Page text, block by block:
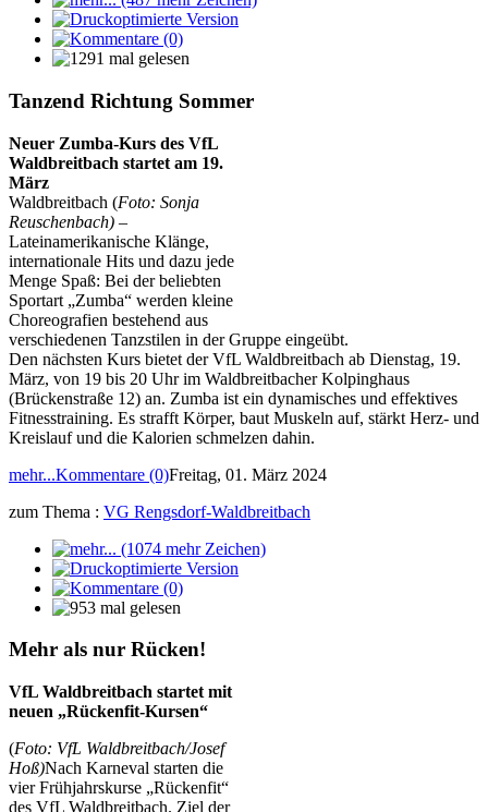
Tanzend Richtung Sommer
Neuer Zumba-Kurs des VfL
Waldbreitbach startet am 19.
März
Waldbreitbach (Foto: Sonja
Reuschenbach) –
Lateinamerikanische Klänge,
internationale Hits und dazu jede
Menge Spaß: Bei der beliebten
Sportart „Zumba“ werden kleine
Choreografien bestehend aus
verschiedenen Tanzstilen in der Gruppe eingeübt.
Den nächsten Kurs bietet der VfL Waldbreitbach ab Dienstag, 19.
März, von 19 bis 20 Uhr im Waldbreitbacher Kolpinghaus
(Brückenstraße 12) an. Zumba ist ein dynamisches und effektives
Fitnesstraining. Es strafft Körper, baut Muskeln auf, stärkt Herz- und
Kreislauf und die Kalorien schmelzen dahin.
mehr...Kommentare (0)Freitag, 01. März 2024
zum Thema : VG Rengsdorf-Waldbreitbach
Mehr als nur Rücken!
VfL Waldbreitbach startet mit
neuen „Rückenfit-Kursen“
(Foto: VfL Waldbreitbach/Josef
Hoß)Nach Karneval starten die
vier Frühjahrskurse „Rückenfit“
des VfL Waldbreitbach. Ziel der